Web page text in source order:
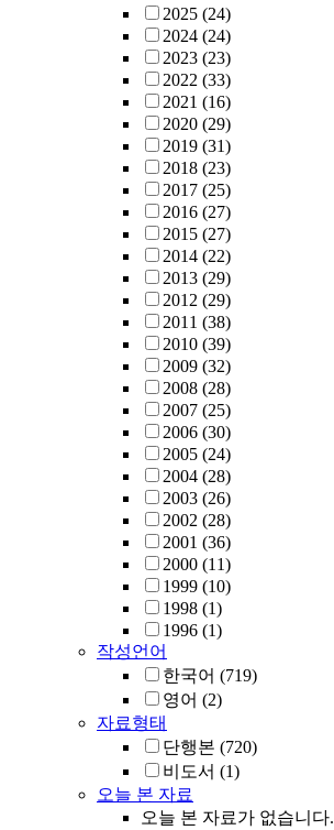
2025 (24)
2024 (24)
2023 (23)
2022 (33)
2021 (16)
2020 (29)
2019 (31)
2018 (23)
2017 (25)
2016 (27)
2015 (27)
2014 (22)
2013 (29)
2012 (29)
2011 (38)
2010 (39)
2009 (32)
2008 (28)
2007 (25)
2006 (30)
2005 (24)
2004 (28)
2003 (26)
2002 (28)
2001 (36)
2000 (11)
1999 (10)
1998 (1)
1996 (1)
작성언어
한국어 (719)
영어 (2)
자료형태
단행본 (720)
비도서 (1)
오늘 본 자료
오늘 본 자료가 없습니다.